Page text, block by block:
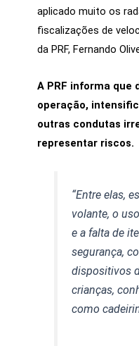
aplicado muito os
fiscalizações de
da PRF, Fernando
A PRF informa que
operação,
outras condutas
representar riscos.
“Entre elas,
volante, o
e a falta de
segurança,
dispositivos
crianças,
como